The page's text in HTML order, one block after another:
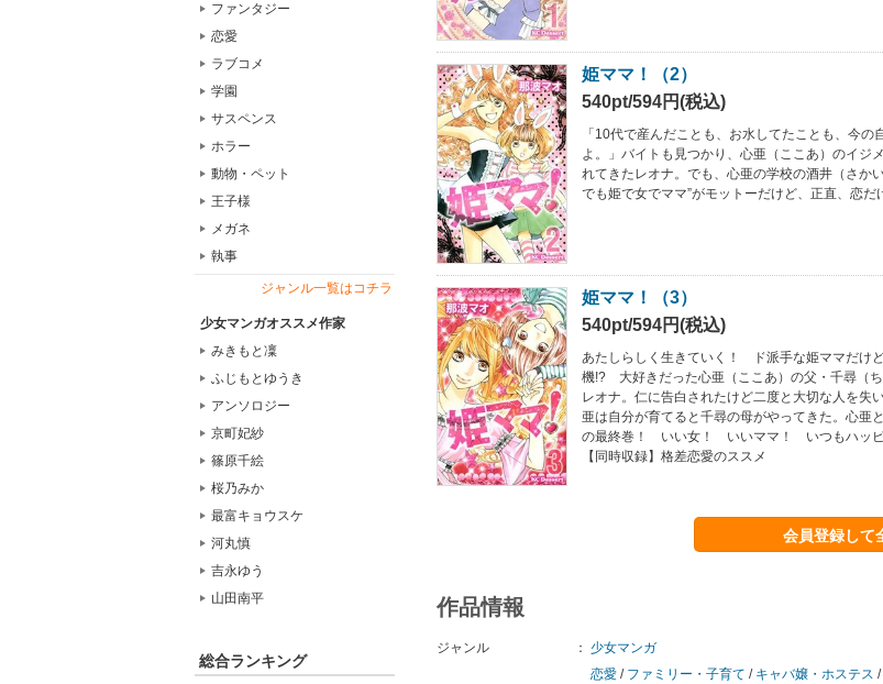
ファンタジー
恋愛
ラブコメ
学園
サスペンス
ホラー
動物・ペット
王子様
メガネ
執事
ジャンル一覧はコチラ
少女マンガオススメ作家
みきもと凜
ふじもとゆうき
アンソロジー
京町妃紗
篠原千絵
桜乃みか
最富キョウスケ
河丸慎
吉永ゆう
山田南平
総合ランキング
姫ママ！（2）
540pt/594円(税込)
「10代で産んだことも、お水してたことも、今
よ。」バイトも見つかり、心亜（ここあ）のイジ
れてきたレオナ。でも、心亜の学校の酒井（さか
でも姫で女でママ”がモットーだけど、正直、恋
姫ママ！（3）
540pt/594円(税込)
あたしらしく生きていく！ ド派手な姫ママだけ
機!? 大好きだった心亜（ここあ）の父・千尋（
レオナ。仁に告白されたけど二度と大切な人を
亜は自分が育てると千尋の母がやってきた。
の最終巻！ いい女！ いいママ！ いつもハッ
【同時収録】格差恋愛のススメ
会員登録して
作品情報
ジャンル ：
少女マンガ
恋愛 / ファミリー・子育て / キャバ嬢・ホステス /